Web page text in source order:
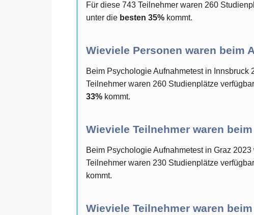
Für diese 743 Teilnehmer waren 260
unter die besten 35% kommt.
Wieviele Personen waren beim
Beim Psychologie Aufnahmetest in Innsbruck
Teilnehmer waren 260 Studienplätze
33% kommt.
Wieviele Teilnehmer waren
Beim Psychologie Aufnahmetest in Graz
Teilnehmer waren 230 Studienplätze
kommt.
Wieviele Teilnehmer waren